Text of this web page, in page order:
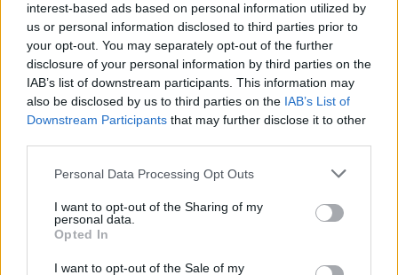
interest-based ads based on personal information utilized by
us or personal information disclosed to third parties prior to
your opt-out. You may separately opt-out of the further
disclosure of your personal information by third parties on the
IAB’s list of downstream participants. This information may
also be disclosed by us to third parties on the IAB’s List of
Downstream Participants that may further disclose it to other
Please note that this website/app uses one or more Google
not limited to your visit or usage behaviour. You may click to
grant or deny consent to Google and its third-party tags to
use your data for below specified purposes in below Google
consent section.
Personal Data Processing Opt Outs
I want to opt-out of the Sharing of my
personal data.
Opted In
I want to opt-out of the Sale of my
Προκλητικός Φιντάν για το Κυπριακό: «Η
ειρήνη οφείλεται στους Τούρκους
στρατιώτες»